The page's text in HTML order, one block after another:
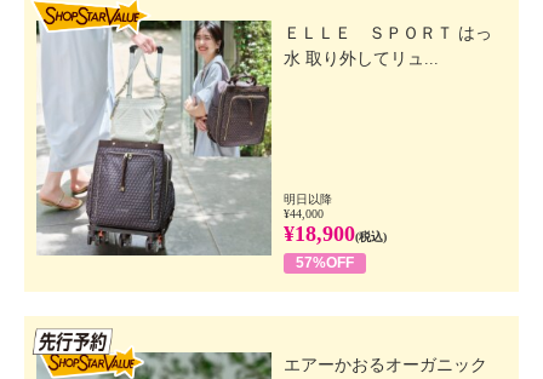
ＥＬＬＥ ＳＰＯＲＴ はっ
水 取り外してリュ...
明日以降
¥44,000
¥18,900(税込)
57%OFF
エアーかおるオーガニック